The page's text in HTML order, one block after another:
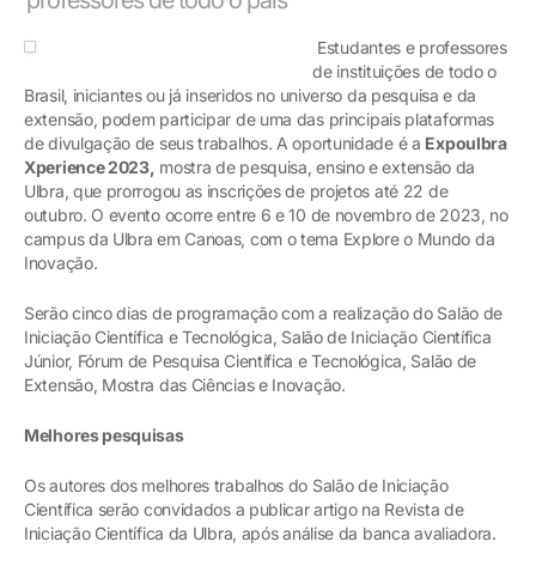
Estudantes e professores
de instituições de todo o
Brasil, iniciantes ou já inseridos no universo da pesquisa e da
extensão, podem participar de uma das principais plataformas
de divulgação de seus trabalhos. A oportunidade é a Expoulbra
Xperience 2023, mostra de pesquisa, ensino e extensão da
Ulbra, que prorrogou as inscrições de projetos até 22 de
outubro. O evento ocorre entre 6 e 10 de novembro de 2023, no
campus da Ulbra em Canoas, com o tema Explore o Mundo da
Inovação.
Serão cinco dias de programação com a realização do Salão de
Iniciação Científica e Tecnológica, Salão de Iniciação Científica
Júnior, Fórum de Pesquisa Científica e Tecnológica, Salão de
Extensão, Mostra das Ciências e Inovação.
Melhores pesquisas
Os autores dos melhores trabalhos do Salão de Iniciação
Científica serão convidados a publicar artigo na Revista de
Iniciação Científica da Ulbra, após análise da banca avaliadora.